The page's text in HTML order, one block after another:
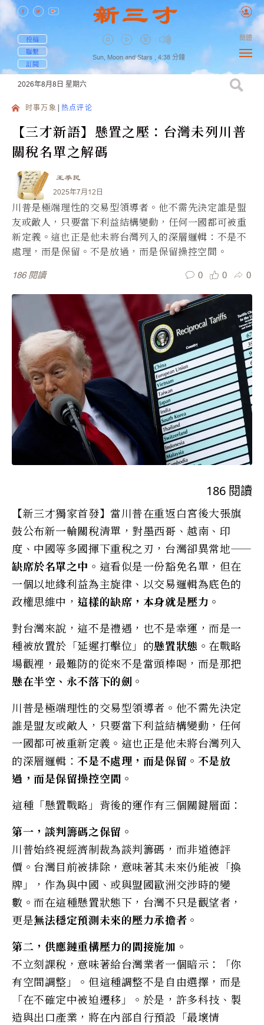
投稿
聯繫
訂閱
Sun, Moon and Stars , 4:38 分鐘
簡體
2026年8月8日 星期六
时事万象 热点评论
【三才新語】懸置之壓：台灣未列川普
關稅名單之解碼
王季民
2025年7月12日
川普是極端理性的交易型領導者。他不需先決定誰是盟
友或敵人，只要當下利益結構變動，任何一國都可被重
新定義。這也正是他未將台灣列入的深層邏輯：不是不
處理，而是保留。不是放過，而是保留操控空間。
186 閱讀 0 0 0
186 閱讀
【新三才獨家首發】當川普在重返白宮後大張旗
鼓公布新一輪關稅清單，對墨西哥、越南、印
度、中國等多國揮下重稅之刃，台灣卻異常地——
缺席於名單之中 。這看似是一份豁免名單，但在
一個以地緣利益為主旋律、以交易邏輯為底色的
政權思維中， 這樣的缺席，本身就是壓力。
對台灣來說，這不是禮遇，也不是幸運，而是一
種被放置於「延遲打擊位」的懸置狀態 。在戰略
場觀裡，最難防的從來不是當頭棒喝，而是那把
懸在半空、永不落下的劍 。
川普是極端理性的交易型領導者。他不需先決定
誰是盟友或敵人，只要當下利益結構變動，任何
一國都可被重新定義。這也正是他未將台灣列入
的深層邏輯：不是不處理，而是保留。不是放
過，而是保留操控空間。
這種「懸置戰略」背後的運作有三個關鍵層面：
第一，談判籌碼之保留。
川普始終視經濟制裁為談判籌碼，而非道德評
價。台灣目前被排除，意味著其未來仍能被「換
牌」，作為與中國、或與盟國歐洲交涉時的變
數。而在這種懸置狀態下，台灣不只是觀望者，
更是無法穩定預測未來的壓力承擔者 。
第二，供應鏈重構壓力的間接施加。
不立刻課稅，意味著給台灣業者一個暗示：「你
有空間調整」。但這種調整不是自由選擇，而是
「在不確定中被迫遷移」。於是，許多科技、製
造與出口產業，將在內部自行預設「最壞情